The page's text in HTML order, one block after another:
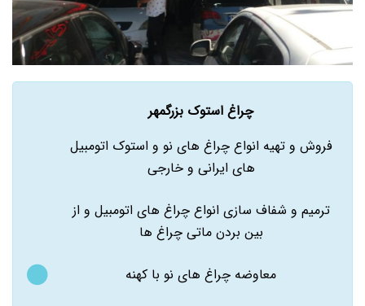
چراغ استوک بزرگمهر
فروش و تهیه انواع چراغ های نو و استوک اتومبیل
های ایرانی و خارجی
ترمیم و شفاف سازی انواع چراغ های اتومبیل و از
بین بردن ماتی چراغ ها
معاوضه چراغ های نو با کهنه